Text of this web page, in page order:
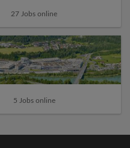
27 Jobs online
5 Jobs online